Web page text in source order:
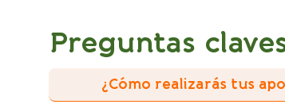
Preguntas
¿Cómo realizarás tus